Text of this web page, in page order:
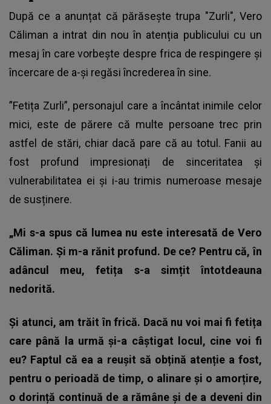
După ce a anunțat că părăsește trupa "Zurli", Vero
Căliman a intrat din nou în atenția publicului cu un
mesaj în care vorbește despre frica de respingere și
încercare de a-și regăsi încrederea în sine.
”Fetița Zurli”, personajul care a încântat inimile celor
mici, este de părere că multe persoane trec prin
astfel de stări, chiar dacă pare că au totul. Fanii au
fost profund impresionați de sinceritatea și
vulnerabilitatea ei și i-au trimis numeroase mesaje
de susținere.
„Mi s-a spus că lumea nu este interesată de Vero
Căliman. Și m-a rănit profund. De ce? Pentru că, în
adâncul meu, fetița s-a simțit întotdeauna
nedorită.
Și atunci, am trăit în frică. Dacă nu voi mai fi fetița
care până la urmă și-a câștigat locul, cine voi fi
eu? Faptul că ea a reușit să obțină atenție a fost,
pentru o perioadă de timp, o alinare și o amorțire,
o dorință continuă de a rămâne și de a deveni din